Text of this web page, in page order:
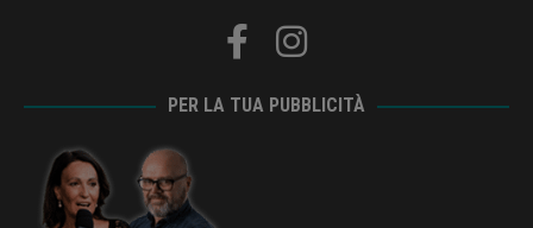
PER LA TUA PUBBLICITÀ